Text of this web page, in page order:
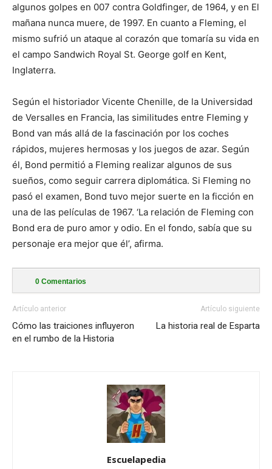
algunos golpes en 007 contra Goldfinger, de 1964, y en El
mañana nunca muere, de 1997. En cuanto a Fleming, el
mismo sufrió un ataque al corazón que tomaría su vida en
el campo Sandwich Royal St. George golf en Kent,
Inglaterra.
Según el historiador Vicente Chenille, de la Universidad
de Versalles en Francia, las similitudes entre Fleming y
Bond van más allá de la fascinación por los coches
rápidos, mujeres hermosas y los juegos de azar. Según
él, Bond permitió a Fleming realizar algunos de sus
sueños, como seguir carrera diplomática. Si Fleming no
pasó el examen, Bond tuvo mejor suerte en la ficción en
una de las películas de 1967. ‘La relación de Fleming con
Bond era de puro amor y odio. En el fondo, sabía que su
personaje era mejor que él’, afirma.
0 Comentarios
Artículo anterior
Cómo las traiciones influyeron
en el rumbo de la Historia
Artículo siguiente
La historia real de Esparta
Escuelapedia